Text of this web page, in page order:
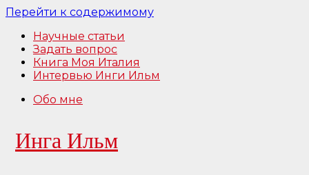
Перейти к содержимому
Научные статьи
Задать вопрос
Книга Моя Италия
Интервью Инги Ильм
Обо мне
Инга Ильм